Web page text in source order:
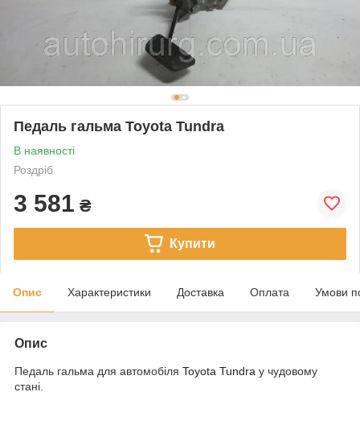
Педаль гальма Toyota Tundra
В наявності
Роздріб
3 581 ₴
Купити
Опис Характеристики Доставка Оплата Умови
Опис
Педаль гальма для автомобіля Toyota Tundra у чудовому
стані.